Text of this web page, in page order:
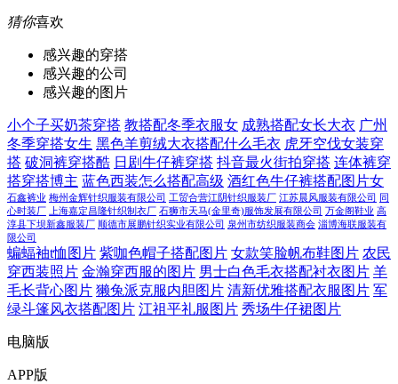
猜你喜欢
感兴趣的穿搭
感兴趣的公司
感兴趣的图片
小个子买奶茶穿搭 教搭配冬季衣服女 成熟搭配女长大衣 广州
冬季穿搭女生 黑色羊剪绒大衣搭配什么毛衣 虎牙空伐女装穿
搭 破洞裤穿搭酷 日剧牛仔裤穿搭 抖音最火街拍穿搭 连体裤穿
搭穿搭博主 蓝色西装怎么搭配高级 酒红色牛仔裤搭配图片女
石鑫裤业 梅州金辉针织服装有限公司 工贸合营江阴针织服装厂 江苏晨风服装有限公司 同
心时装厂
上海嘉定昌隆针织制衣厂 石狮市天马(金里奇)服饰发展有限公司 万金阁鞋业 高
淳县下坝新鑫服装厂 顺德市展鹏针织实业有限公司 泉州市纺织服装商会 淄博海联服装有
限公司
蝙蝠袖t恤图片 紫咖色帽子搭配图片 女款笑脸帆布鞋图片 农民
穿西装照片 金瀚穿西服的图片 男士白色毛衣搭配衬衣图片 羊
毛长背心图片 獭兔派克服内胆图片 清新优雅搭配衣服图片 军
绿斗篷风衣搭配图片 江祖平礼服图片 秀场牛仔裙图片
电脑版
APP版